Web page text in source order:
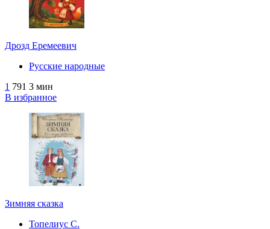
Дрозд Еремеевич
Русские народные
1 791 3 мин
В избранное
Зимняя сказка
Топелиус С.